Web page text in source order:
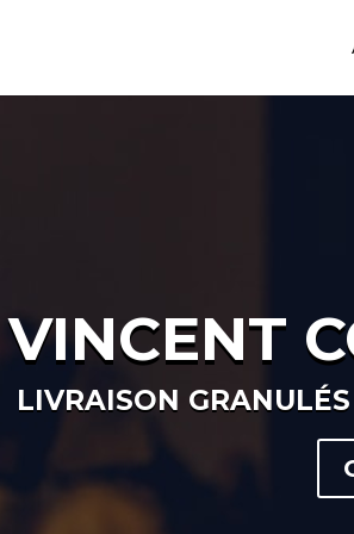
VINCENT
LIVRAISON